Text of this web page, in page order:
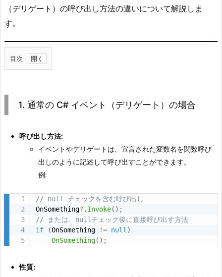
（デリゲート）の呼び出し方法の違いについて解説しま
す。
目次
1.
常
C
ト
（デ
リ
ゲ
ト）
1. 通常の C# イベント（デリゲート）の場合
呼び出し方法:
イベントやデリゲートは、宣言された変数名を関数呼び
出しのように記述して呼び出すことができます。
例:
// null チェックを含む呼び出し
OnSomething? . Invoke( ) ;
// または、nullチェック後に直接呼び出す方法
if
(OnSomething != null )
OnSomething( ) ;
性質: